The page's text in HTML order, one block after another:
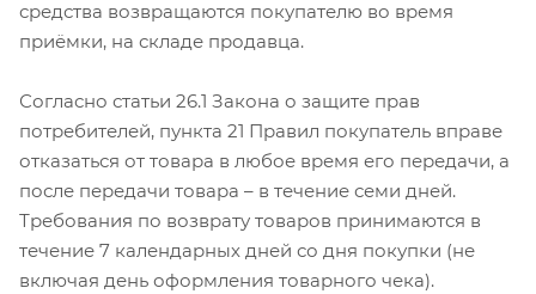
средства возвращаются покупателю во время
приёмки, на складе продавца.
Согласно статьи 26.1 Закона о защите прав
потребителей, пункта 21 Правил покупатель вправе
отказаться от товара в любое время его передачи, а
после передачи товара – в течение семи дней.
Требования по возврату товаров принимаются в
течение 7 календарных дней со дня покупки (не
включая день оформления товарного чека).